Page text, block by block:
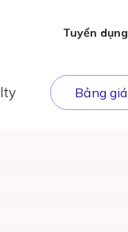
Tuyển dụng
Bảng giá